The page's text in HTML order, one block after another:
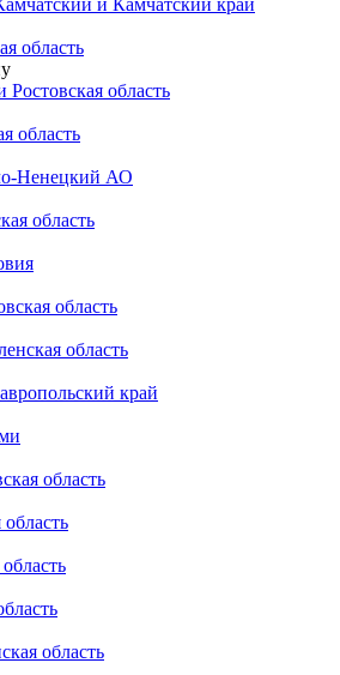
и Камчатский край
область
область
область
Ненецкий АО
область
область
область
край
область
область